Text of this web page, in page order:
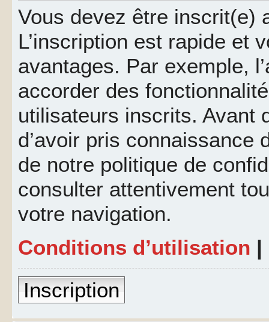
Vous devez être inscrit(e)
L’inscription est rapide et
avantages. Par exemple,
accorder des
utilisateurs inscrits. Avant
d’avoir pris connaissance
de notre politique de
consulter attentivement
votre navigation.
Conditions d’utilisation |
Inscription